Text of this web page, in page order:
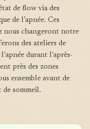
de flow via des
de l’apnée. Ces
nous changeront notre
des ateliers de
durant l’après-
près des zones
ensemble avant de
de sommeil.